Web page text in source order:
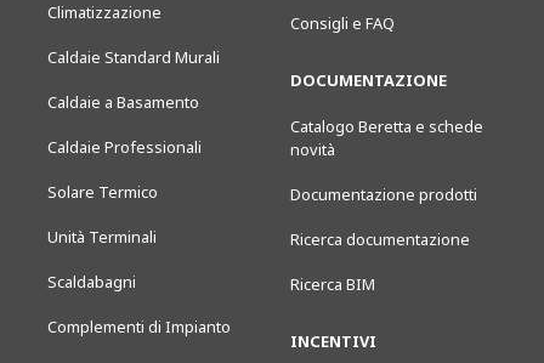
Climatizzazione
Caldaie Standard Murali
Caldaie a Basamento
Caldaie Professionali
Solare Termico
Unità Terminali
Scaldabagni
Complementi di Impianto
Consigli e FAQ
DOCUMENTAZIONE
Catalogo Beretta e schede
novità
Documentazione prodotti
Ricerca documentazione
Ricerca BIM
INCENTIVI